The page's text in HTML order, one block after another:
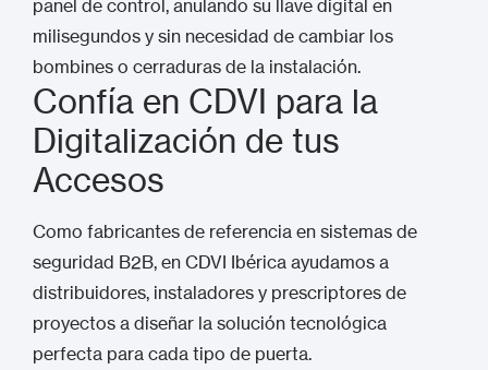
panel de control, anulando su llave digital en
milisegundos y sin necesidad de cambiar los
bombines o cerraduras de la instalación.
Confía en CDVI para la
Digitalización de tus
Accesos
Como fabricantes de referencia en sistemas de
seguridad B2B, en CDVI Ibérica ayudamos a
distribuidores, instaladores y prescriptores de
proyectos a diseñar la solución tecnológica
perfecta para cada tipo de puerta.